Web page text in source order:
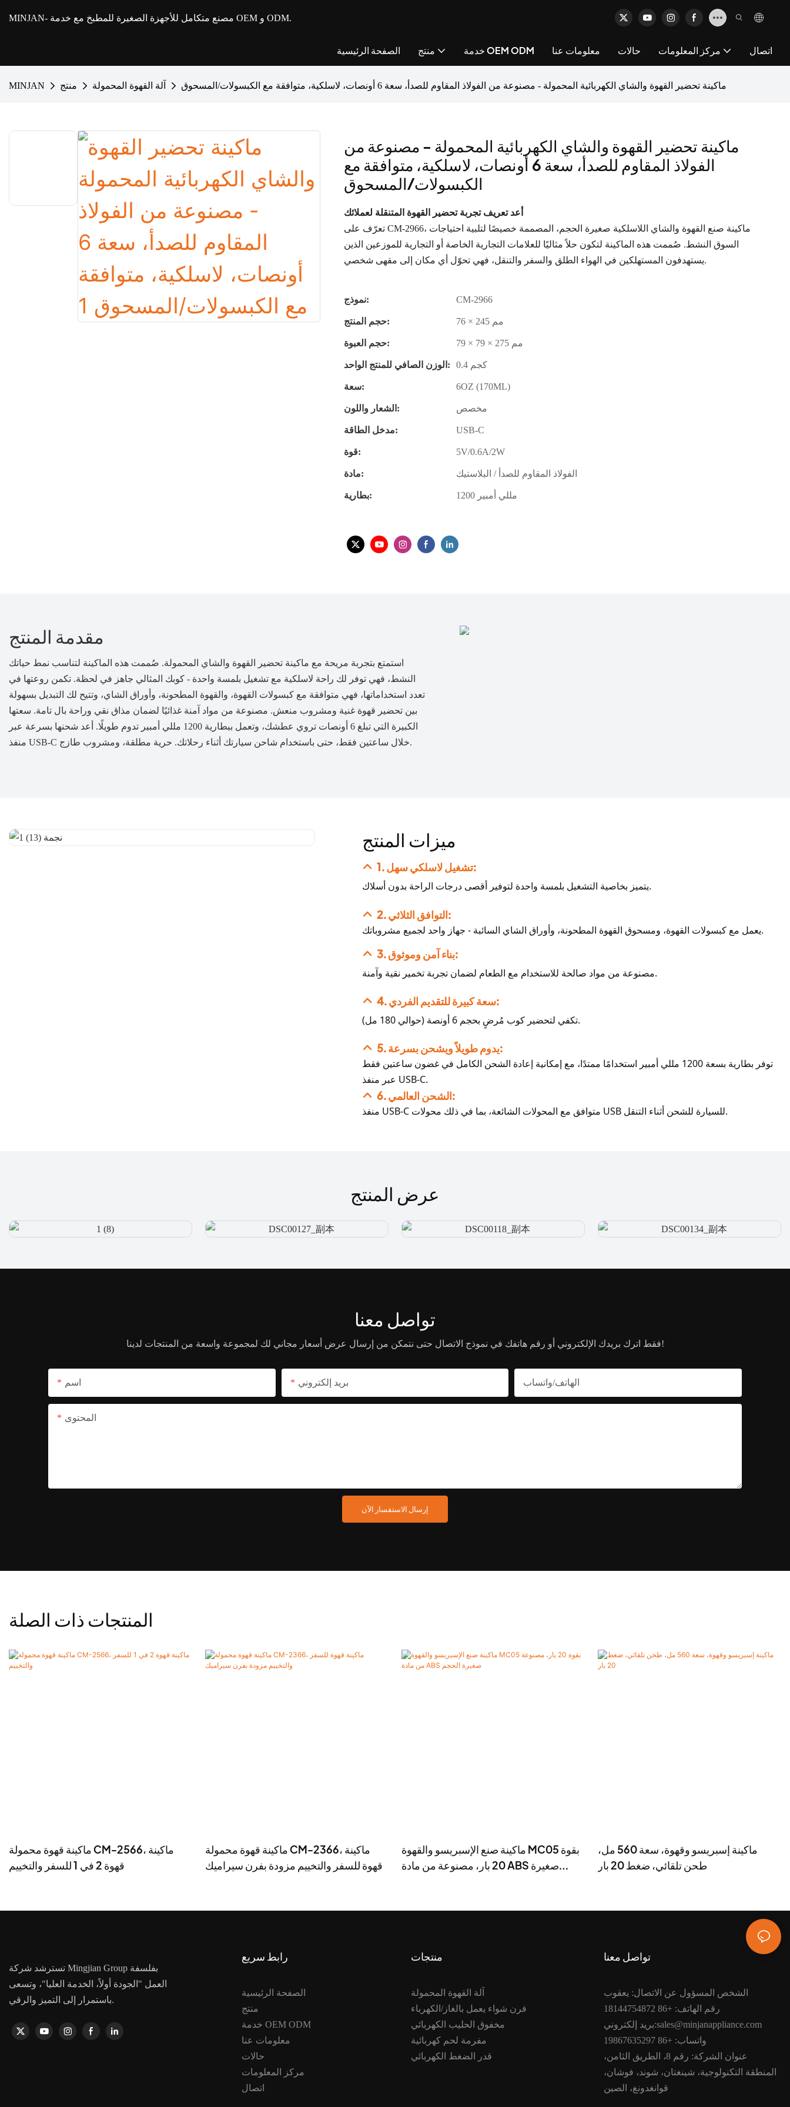
MINJAN - مصنع متكامل للأجهزة الصغيرة للمطبخ مع خدمة OEM و ODM.
الصفحة الرئيسية منتج خدمة OEM ODM معلومات عنا حالات مركز المعلومات اتصال
MINJAN منتج آلة القهوة المحمولة ماكينة تحضير القهوة والشاي الكهربائية المحمولة - مصنوعة من الفولاذ المقاوم للصدأ، سعة 6 أونصات، لاسلكية، متوافقة مع الكبسولات/المسحوق
ماكينة تحضير القهوة والشاي الكهربائية المحمولة - مصنوعة من
الفولاذ المقاوم للصدأ، سعة 6 أونصات، لاسلكية، متوافقة مع
الكبسولات/المسحوق
أعد تعريف تجربة تحضير القهوة المتنقلة لعملائك
تعرّف على CM-2966، ماكينة صنع القهوة والشاي اللاسلكية صغيرة الحجم، المصممة خصيصًا لتلبية احتياجات
السوق النشط. صُممت هذه الماكينة لتكون حلاً مثاليًا للعلامات التجارية الخاصة أو التجارية للموزعين الذين
يستهدفون المستهلكين في الهواء الطلق والسفر والتنقل، فهي تحوّل أي مكان إلى مقهى شخصي.
نموذج:
CM-2966
حجم المنتج:
76 × 245 مم
حجم العبوة:
79 × 79 × 275 مم
الوزن الصافي للمنتج الواحد:
0.4 كجم
سعة:
6OZ (170ML)
الشعار واللون:
مخصص
مدخل الطاقة:
USB-C
قوة:
5V/0.6A/2W
مادة:
الفولاذ المقاوم للصدأ / البلاستيك
بطارية:
1200 مللي أمبير
مقدمة المنتج
استمتع بتجربة مريحة مع ماكينة تحضير القهوة والشاي المحمولة. صُممت هذه الماكينة لتناسب نمط حياتك
النشط، فهي توفر لك راحة لاسلكية مع تشغيل بلمسة واحدة - كوبك المثالي جاهز في لحظة. تكمن روعتها في
تعدد استخداماتها، فهي متوافقة مع كبسولات القهوة، والقهوة المطحونة، وأوراق الشاي، وتتيح لك التبديل بسهولة
بين تحضير قهوة غنية ومشروب منعش. مصنوعة من مواد آمنة غذائيًا لضمان مذاق نقي وراحة بال تامة. سعتها
الكبيرة التي تبلغ 6 أونصات تروي عطشك، وتعمل ببطارية 1200 مللي أمبير تدوم طويلًا. أعد شحنها بسرعة عبر
منفذ USB-C خلال ساعتين فقط، حتى باستخدام شاحن سيارتك أثناء رحلاتك. حرية مطلقة، ومشروب طازج.
ميزات المنتج
1. تشغيل لاسلكي سهل:
يتميز بخاصية التشغيل بلمسة واحدة لتوفير أقصى درجات الراحة بدون أسلاك.
2. التوافق الثلاثي:
يعمل مع كبسولات القهوة، ومسحوق القهوة المطحونة، وأوراق الشاي السائبة - جهاز واحد لجميع مشروباتك.
3. بناء آمن وموثوق:
مصنوعة من مواد صالحة للاستخدام مع الطعام لضمان تجربة تخمير نقية وآمنة.
4. سعة كبيرة للتقديم الفردي:
تكفي لتحضير كوب مُرضٍ بحجم 6 أونصة (حوالي 180 مل).
5. يدوم طويلاً ويشحن بسرعة:
توفر بطارية بسعة 1200 مللي أمبير استخدامًا ممتدًا، مع إمكانية إعادة الشحن الكامل في غضون ساعتين فقط
عبر منفذ USB-C.
6. الشحن العالمي:
منفذ USB-C متوافق مع المحولات الشائعة، بما في ذلك محولات USB للسيارة للشحن أثناء التنقل.
عرض المنتج
تواصل معنا
فقط اترك بريدك الإلكتروني أو رقم هاتفك في نموذج الاتصال حتى نتمكن من إرسال عرض أسعار مجاني لك لمجموعة واسعة من المنتجات لدينا!
اسم بريد إلكتروني الهاتف/واتساب
المحتوى
إرسال الاستفسار الآن
المنتجات ذات الصلة
ماكينة قهوة محمولة CM-2566، ماكينة
قهوة 2 في 1 للسفر والتخييم
ماكينة قهوة محمولة CM-2366، ماكينة
قهوة للسفر والتخييم مزودة بفرن سيراميك
ماكينة صنع الإسبريسو والقهوة MC05 بقوة
20 بار، مصنوعة من مادة ABS صغيرة
ماكينة إسبريسو وقهوة، سعة 560 مل،
طحن تلقائي، ضغط 20 بار
تسترشد شركة Mingjian Group بفلسفة
العمل "الجودة أولاً، الخدمة العليا"، وتسعى
باستمرار إلى التميز والرقي.
رابط سريع
الصفحة الرئيسية
منتج
خدمة OEM ODM
معلومات عنا
حالات
مركز المعلومات
اتصال
منتجات
آلة القهوة المحمولة
فرن شواء يعمل بالغاز/الكهرباء
مخفوق الحليب الكهربائي
مفرمة لحم كهربائية
قدر الضغط الكهربائي
تواصل معنا
الشخص المسؤول عن الاتصال: يعقوب
رقم الهاتف: +86 18144754872
بريد إلكتروني:sales@minjanappliance.com
واتساب: +86 19867635297
عنوان الشركة: رقم 8، الطريق الثامن،
المنطقة التكنولوجية، شينغتان، شوند، فوشان،
قوانغدونغ، الصين